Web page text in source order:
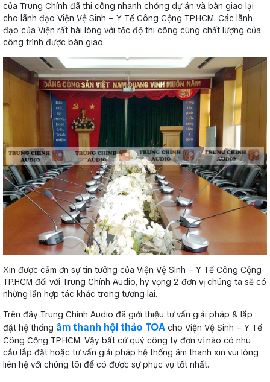
của Trung Chính đã thi công nhanh chóng dự án và bàn giao lại
cho lãnh đạo Viện Vệ Sinh – Y Tế Công Cộng TP.HCM. Các lãnh
đạo của Viện rất hài lòng với tốc độ thi công cùng chất lượng của
công trình được bàn giao.
Xin được cảm ơn sự tin tưởng của Viện Vệ Sinh – Y Tế Công Cộng
TP.HCM đối với Trung Chính Audio, hy vọng 2 đơn vị chúng ta sẽ có
những lần hợp tác khác trong tương lai.
Trên đây Trung Chính Audio đã giới thiệu tư vấn giải pháp & lắp
đặt hệ thống âm thanh hội thảo TOA cho Viện Vệ Sinh – Y Tế
Công Cộng TP.HCM. Vậy bất cứ quý công ty đơn vị nào có nhu
cầu lắp đặt hoặc tư vấn giải pháp hệ thống âm thanh xin vui lòng
liên hệ với chúng tôi để có được sự phục vụ tốt nhất.